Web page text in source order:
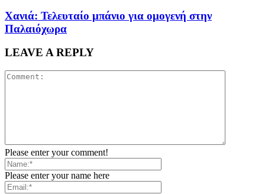
Χανιά: Τελευταίο μπάνιο για ομογενή στην
Παλαιόχωρα
LEAVE A REPLY
Please enter your comment!
Please enter your name here